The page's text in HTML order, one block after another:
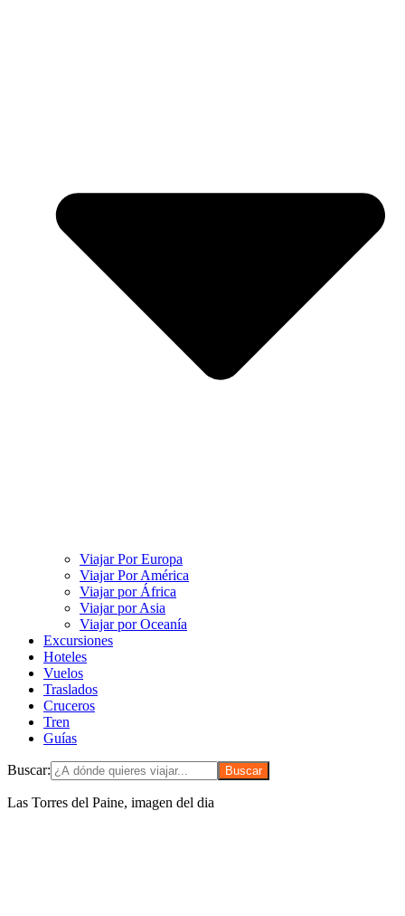
Viajar Por Europa
Viajar Por América
Viajar por África
Viajar por Asia
Viajar por Oceanía
Excursiones
Hoteles
Vuelos
Traslados
Cruceros
Tren
Guías
Buscar:
Las Torres del Paine, imagen del dia